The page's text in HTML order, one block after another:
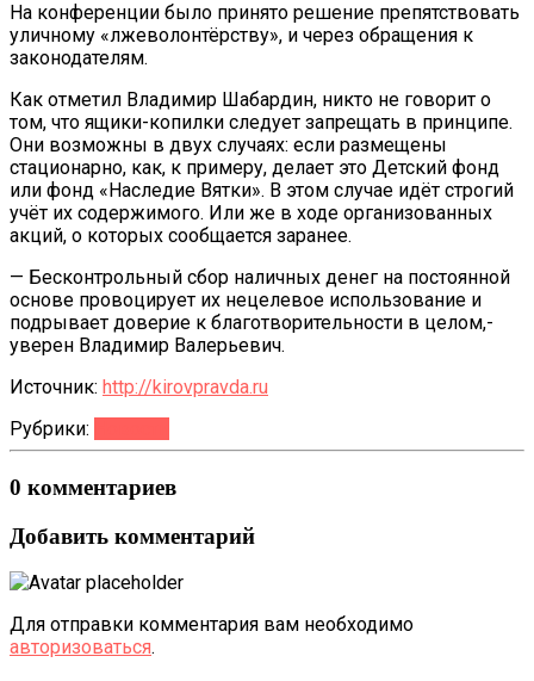
На конференции было принято решение препятствовать
уличному «лжеволонтёрству», и через обращения к
законодателям.
Как отметил Владимир Шабардин, никто не говорит о
том, что ящики-копилки следует запрещать в принципе.
Они возможны в двух случаях: если размещены
стационарно, как, к примеру, делает это Детский фонд
или фонд «Наследие Вятки». В этом случае идёт строгий
учёт их содержимого. Или же в ходе организованных
акций, о которых сообщается заранее.
— Бесконтрольный сбор наличных денег на постоянной
основе провоцирует их нецелевое использование и
подрывает доверие к благотворительности в целом,-
уверен Владимир Валерьевич.
Источник: http://kirovpravda.ru
Рубрики:
0 комментариев
Добавить комментарий
Для отправки комментария вам необходимо
авторизоваться.